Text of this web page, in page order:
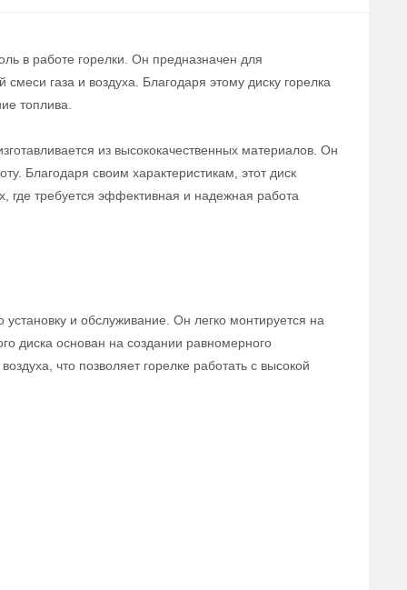
в работе горелки. Он предназначен для
газа и воздуха. Благодаря этому диску горелка
топлива.
из высококачественных материалов. Он
Благодаря своим характеристикам, этот диск
требуется эффективная и надежная работа
и обслуживание. Он легко монтируется на
диска основан на создании равномерного
что позволяет горелке работать с высокой